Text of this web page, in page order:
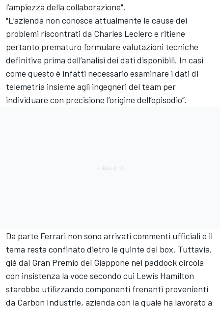
l’ampiezza della collaborazione".
"L’azienda non conosce attualmente le cause dei
problemi riscontrati da Charles Leclerc e ritiene
pertanto prematuro formulare valutazioni tecniche
definitive prima dell’analisi dei dati disponibili. In casi
come questo è infatti necessario esaminare i dati di
telemetria insieme agli ingegneri del team per
individuare con precisione l’origine dell’episodio”.
Da parte Ferrari non sono arrivati commenti ufficiali e il
tema resta confinato dietro le quinte del box. Tuttavia,
già dal Gran Premio del Giappone nel paddock circola
con insistenza la voce secondo cui Lewis Hamilton
starebbe utilizzando componenti frenanti provenienti
da Carbon Industrie, azienda con la quale ha lavorato a